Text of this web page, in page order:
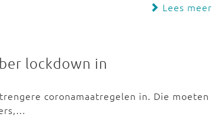
Lees meer
lockdown in
coronamaatregelen in. Die moeten